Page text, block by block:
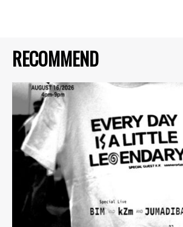
RECOMMEND